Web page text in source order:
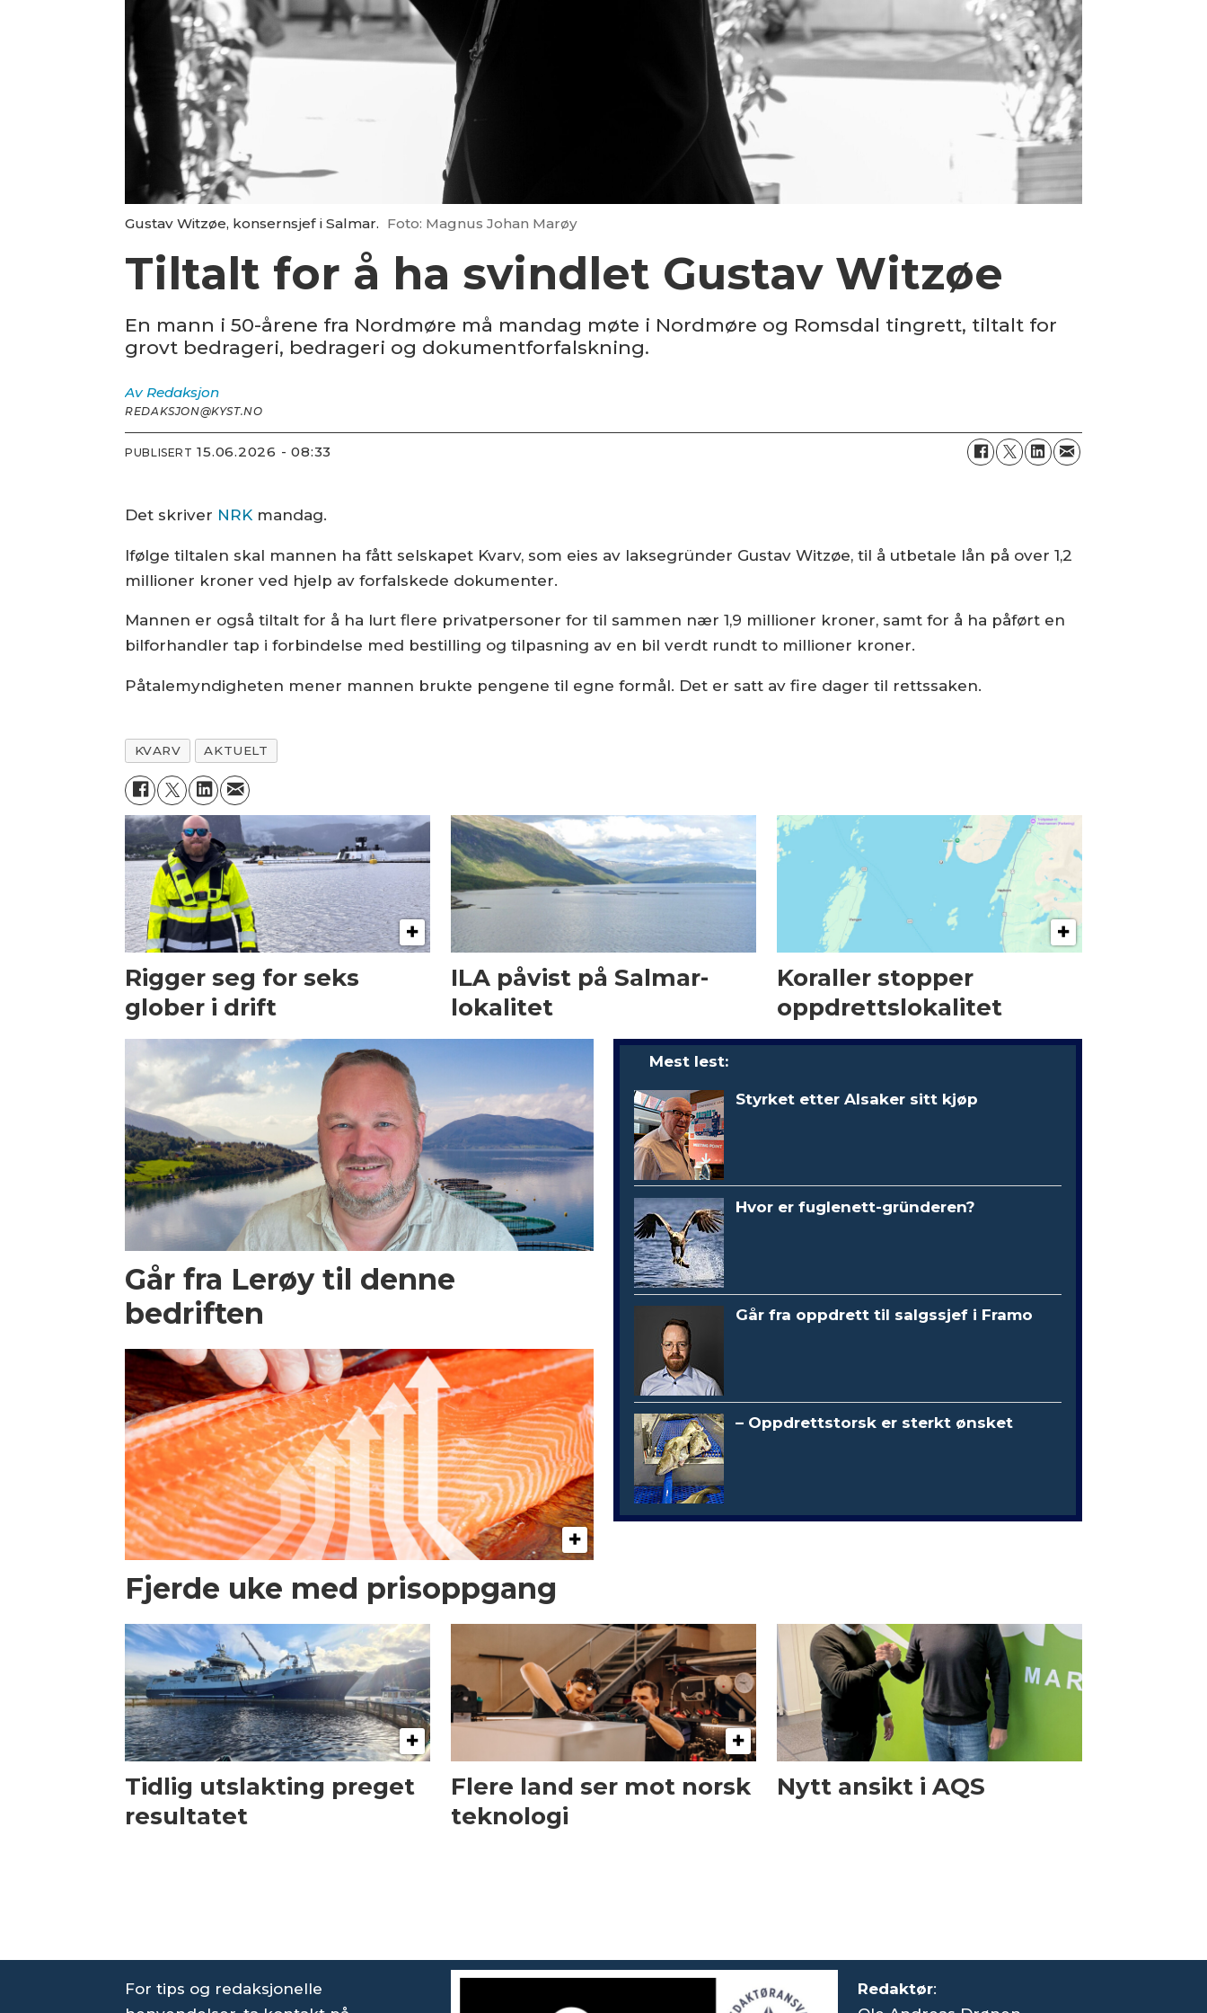
Gustav Witzøe, konsernsjef i Salmar. Foto: Magnus Johan Marøy
Tiltalt for å ha svindlet Gustav Witzøe
En mann i 50-årene fra Nordmøre må mandag møte i Nordmøre og Romsdal tingrett, tiltalt for
grovt bedrageri, bedrageri og dokumentforfalskning.
Av Redaksjon
REDAKSJON@KYST.NO
PUBLISERT 15.06.2026 - 08:33
Det skriver NRK mandag.
Ifølge tiltalen skal mannen ha fått selskapet Kvarv, som eies av laksegründer Gustav Witzøe, til å utbetale lån på over 1,2
millioner kroner ved hjelp av forfalskede dokumenter.
Mannen er også tiltalt for å ha lurt flere privatpersoner for til sammen nær 1,9 millioner kroner, samt for å ha påført en
bilforhandler tap i forbindelse med bestilling og tilpasning av en bil verdt rundt to millioner kroner.
Påtalemyndigheten mener mannen brukte pengene til egne formål. Det er satt av fire dager til rettssaken.
KVARV AKTUELT
Rigger seg for seks
glober i drift
ILA påvist på Salmar-
lokalitet
Koraller stopper
oppdrettslokalitet
Går fra Lerøy til denne
bedriften
Fjerde uke med prisoppgang
Mest lest:
Styrket etter Alsaker sitt kjøp
Hvor er fuglenett-gründeren?
Går fra oppdrett til salgssjef i Framo
– Oppdrettstorsk er sterkt ønsket
Tidlig utslakting preget
resultatet
Flere land ser mot norsk
teknologi
Nytt ansikt i AQS
For tips og redaksjonelle
Redaktør: